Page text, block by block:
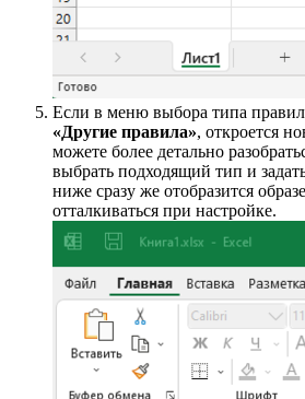
Все числа в выбранном диапазоне
последовательность по возрастанию,
при выборе правила отбора первых и
Так, вы можете подсвечивать только
маленькие числа, те, которые выше
попадающие под 10%.
Для этого в том же меню
наведите курсор на второе
типами. В предыдущем абзаце я
поэтому вам остается выбрать
Уточню, что под«Первые 10
подразумевается не их порядок в
результат, записанный в ячейке.